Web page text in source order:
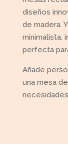
diseños
de madera.
minimalista,
perfecta
Añade
una mesa